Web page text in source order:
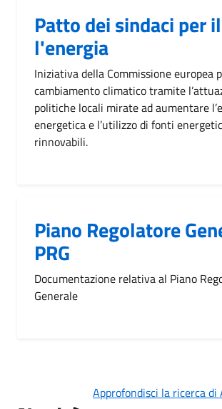
Patto dei sindaci per
l'energia
Iniziativa della Commissione europea
cambiamento climatico tramite
politiche locali mirate ad aumentare
energetica e l’utilizzo di fonti
rinnovabili.
Piano Regolatore
PRG
Documentazione relativa al Piano
Generale
Approfondisci la ricerca